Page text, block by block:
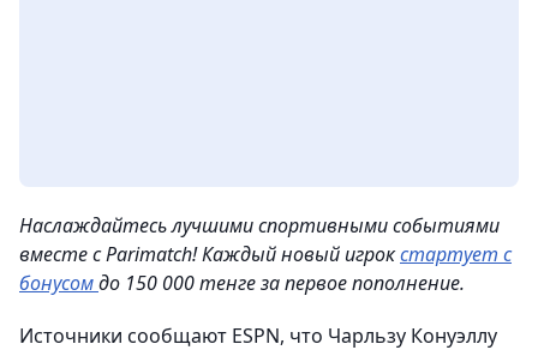
Наслаждайтесь лучшими спортивными событиями
вместе с Parimatch! Каждый новый игрокстартует с
бонусомдо 150 000 тенге за первое пополнение.
Источники сообщают ESPN, что Чарльзу Конуэллу